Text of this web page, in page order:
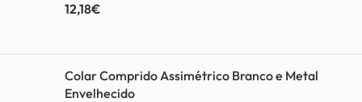
12,18€
Colar Comprido Assimétrico Branco e Metal
Envelhecido